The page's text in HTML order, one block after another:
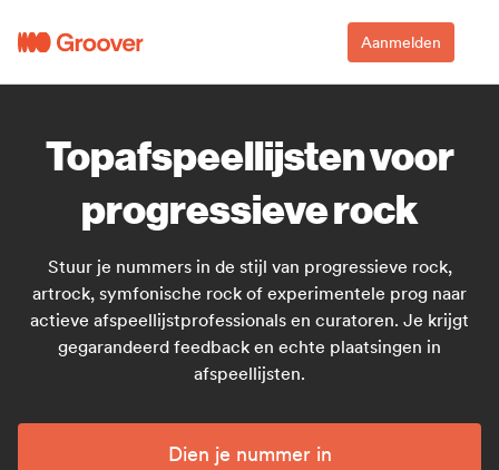
Aanmelden
Topafspeellijsten voor
progressieve rock
Stuur je nummers in de stijl van progressieve rock,
artrock, symfonische rock of experimentele prog naar
actieve afspeellijstprofessionals en curatoren. Je krijgt
gegarandeerd feedback en echte plaatsingen in
afspeellijsten.
Dien je nummer in